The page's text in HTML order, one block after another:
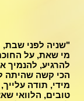
"שניה לפני שבת,
מי שאת, על
להרגיע, להנמיך
הכי קשה שהיתה
מידי, תודה
טובים, הלוואי